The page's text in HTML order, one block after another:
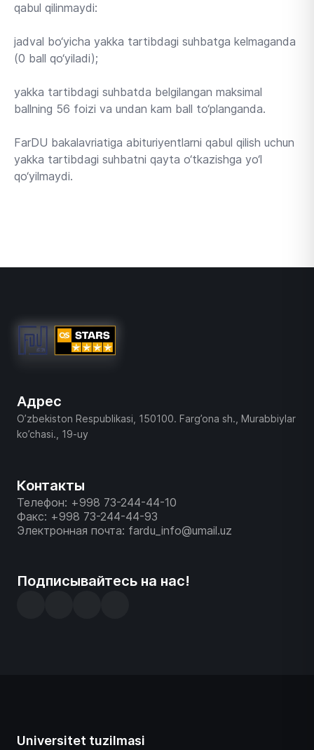
qabul qilinmaydi:
jadval bo‘yicha yakka tartibdagi suhbatga kelmaganda
(0 ball qo‘yiladi);
yakka tartibdagi suhbatda belgilangan maksimal
ballning 56 foizi va undan kam ball to‘planganda.
FarDU bakalavriatiga abituriyentlarni qabul qilish uchun
yakka tartibdagi suhbatni qayta o‘tkazishga yo‘l
qo‘yilmaydi.
Адрес
O’zbekiston Respublikasi, 150100. Farg’ona sh., Murabbiylar
ko’chasi., 19-uy
Контакты
Телефон: +998 73-244-44-10
Факс: +998 73-244-44-93
Электронная почта: fardu_info@umail.uz
Подписывайтесь на нас!
Universitet tuzilmasi